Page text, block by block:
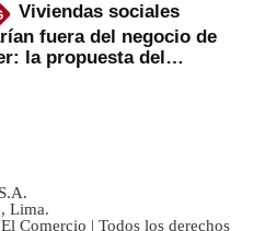
Viviendas sociales
fuera del negocio de
la propuesta del
Lima.
Comercio | Todos los derechos